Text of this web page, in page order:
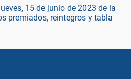
15 de junio de 2023 de la
premiados, reintegros y tabla